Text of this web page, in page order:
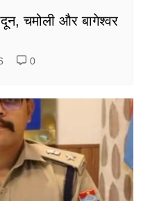
चमोली और बागेश्वर
0